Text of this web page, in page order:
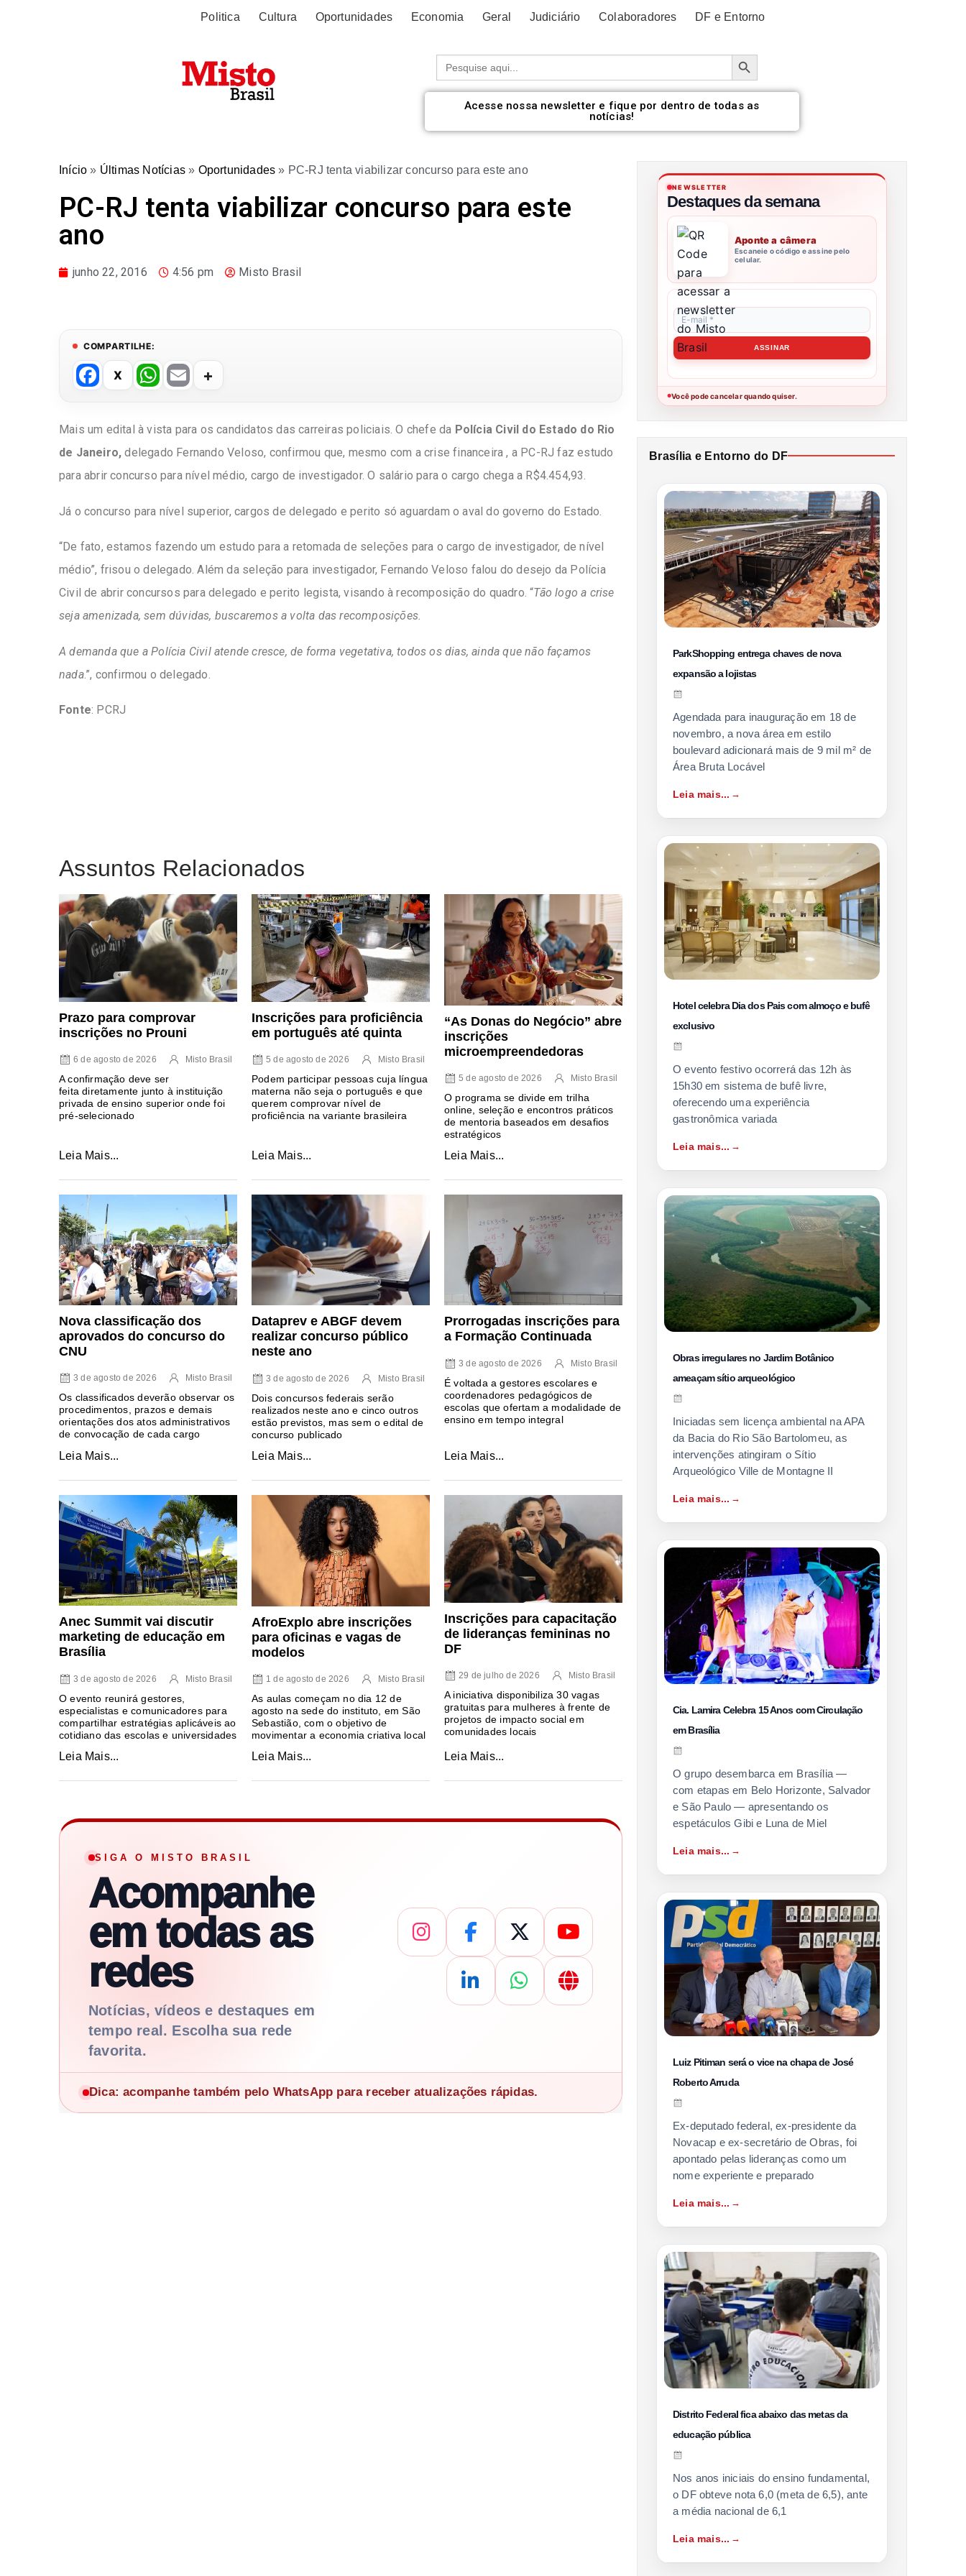
Politica Cultura Oportunidades Economia Geral Judiciário Colaboradores DF e Entorno
Procurar: Botão de pesquisa
Acesse nossa newsletter e fique por dentro de todas as
notícias!
Início » Últimas Notícias » Oportunidades » PC-RJ tenta viabilizar concurso para este ano
PC-RJ tenta viabilizar concurso para este
ano
junho 22, 2016 4:56 pm Misto Brasil
COMPARTILHE:
F
a
c
e
b
o
k
W
h
at
s
A
p
E
ail
Mais um edital à vista para os candidatos das carreiras policiais. O chefe da Polícia Civil do Estado do Rio
de Janeiro, delegado Fernando Veloso, confirmou que, mesmo com a crise financeira , a PC-RJ faz estudo
para abrir concurso para nível médio, cargo de investigador. O salário para o cargo chega a R$4.454,93.
Já o concurso para nível superior, cargos de delegado e perito só aguardam o aval do governo do Estado.
“De fato, estamos fazendo um estudo para a retomada de seleções para o cargo de investigador, de nível
médio”, frisou o delegado. Além da seleção para investigador, Fernando Veloso falou do desejo da Polícia
Civil de abrir concursos para delegado e perito legista, visando à recomposição do quadro. “Tão logo a crise
seja amenizada, sem dúvidas, buscaremos a volta das recomposições.
A demanda que a Polícia Civil atende cresce, de forma vegetativa, todos os dias, ainda que não façamos
nada.”, confirmou o delegado.
Fonte: PCRJ
Assuntos Relacionados
Prazo para comprovar
inscrições no Prouni
6 de agosto de 2026 Misto Brasil
A confirmação deve ser
feita diretamente junto à instituição
privada de ensino superior onde foi
pré-selecionado
Leia Mais...
Inscrições para proficiência
em português até quinta
5 de agosto de 2026 Misto Brasil
Podem participar pessoas cuja língua
materna não seja o português e que
querem comprovar nível de
proficiência na variante brasileira
Leia Mais...
“As Donas do Negócio” abre
inscrições
microempreendedoras
5 de agosto de 2026 Misto Brasil
O programa se divide em trilha
online, seleção e encontros práticos
de mentoria baseados em desafios
estratégicos
Leia Mais...
Nova classificação dos
aprovados do concurso do
CNU
3 de agosto de 2026 Misto Brasil
Os classificados deverão observar os
procedimentos, prazos e demais
orientações dos atos administrativos
de convocação de cada cargo
Leia Mais...
Dataprev e ABGF devem
realizar concurso público
neste ano
3 de agosto de 2026 Misto Brasil
Dois concursos federais serão
realizados neste ano e cinco outros
estão previstos, mas sem o edital de
concurso publicado
Leia Mais...
Prorrogadas inscrições para
a Formação Continuada
3 de agosto de 2026 Misto Brasil
É voltada a gestores escolares e
coordenadores pedagógicos de
escolas que ofertam a modalidade de
ensino em tempo integral
Leia Mais...
Anec Summit vai discutir
marketing de educação em
Brasília
3 de agosto de 2026 Misto Brasil
O evento reunirá gestores,
especialistas e comunicadores para
compartilhar estratégias aplicáveis ao
cotidiano das escolas e universidades
Leia Mais...
AfroExplo abre inscrições
para oficinas e vagas de
modelos
1 de agosto de 2026 Misto Brasil
As aulas começam no dia 12 de
agosto na sede do instituto, em São
Sebastião, com o objetivo de
movimentar a economia criativa local
Leia Mais...
Inscrições para capacitação
de lideranças femininas no
DF
29 de julho de 2026 Misto Brasil
A iniciativa disponibiliza 30 vagas
gratuitas para mulheres à frente de
projetos de impacto social em
comunidades locais
Leia Mais...
SIGA O MISTO BRASIL
Acompanhe
em todas as
redes
Notícias, vídeos e destaques em
tempo real. Escolha sua rede
favorita.
Dica: acompanhe também pelo WhatsApp para receber atualizações rápidas.
NEWSLETTER
Destaques da semana
Aponte a câmera
Escaneie o código e assine pelo
celular.
●Você pode cancelar quando quiser.
Brasília e Entorno do DF
ParkShopping entrega chaves de nova
expansão a lojistas
Agendada para inauguração em 18 de
novembro, a nova área em estilo
boulevard adicionará mais de 9 mil m² de
Área Bruta Locável
Leia mais...
Hotel celebra Dia dos Pais com almoço e bufê
exclusivo
O evento festivo ocorrerá das 12h às
15h30 em sistema de bufê livre,
oferecendo uma experiência
gastronômica variada
Leia mais...
Obras irregulares no Jardim Botânico
ameaçam sítio arqueológico
Iniciadas sem licença ambiental na APA
da Bacia do Rio São Bartolomeu, as
intervenções atingiram o Sítio
Arqueológico Ville de Montagne II
Leia mais...
Cia. Lamira Celebra 15 Anos com Circulação
em Brasília
O grupo desembarca em Brasília —
com etapas em Belo Horizonte, Salvador
e São Paulo — apresentando os
espetáculos Gibi e Luna de Miel
Leia mais...
Luiz Pitiman será o vice na chapa de José
Roberto Arruda
Ex-deputado federal, ex-presidente da
Novacap e ex-secretário de Obras, foi
apontado pelas lideranças como um
nome experiente e preparado
Leia mais...
Distrito Federal fica abaixo das metas da
educação pública
Nos anos iniciais do ensino fundamental,
o DF obteve nota 6,0 (meta de 6,5), ante
a média nacional de 6,1
Leia mais...